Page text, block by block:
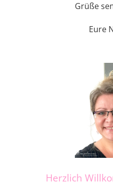
Grüße
Eure
Herzlich